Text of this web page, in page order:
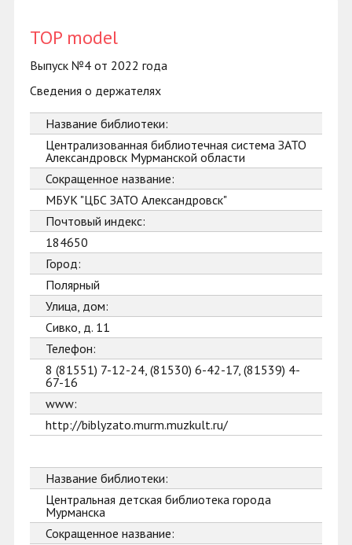
TOP model
Выпуск №4 от 2022 года
Сведения о держателях
Название библиотеки:
Централизованная библиотечная система ЗАТО
Александровск Мурманской области
Сокращенное название:
МБУК "ЦБС ЗАТО Александровск"
Почтовый индекс:
184650
Город:
Полярный
Улица, дом:
Сивко, д. 11
Телефон:
8 (81551) 7-12-24, (81530) 6-42-17, (81539) 4-
67-16
www:
http://biblyzato.murm.muzkult.ru/
Название библиотеки:
Центральная детская библиотека города
Мурманска
Сокращенное название: